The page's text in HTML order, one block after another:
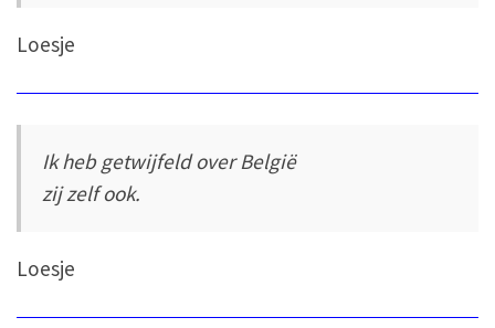
Loesje
Ik heb getwijfeld over België
zij zelf ook.
Loesje